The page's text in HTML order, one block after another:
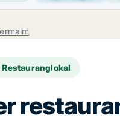
Restauranglokal